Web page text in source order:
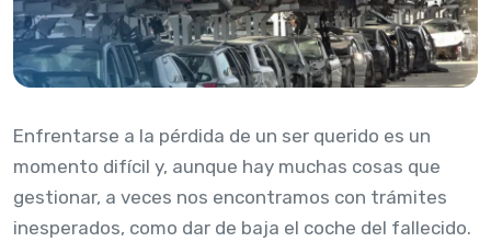
Enfrentarse a la pérdida de un ser querido es un
momento difícil y, aunque hay muchas cosas que
gestionar, a veces nos encontramos con trámites
inesperados, como dar de baja el coche del fallecido.